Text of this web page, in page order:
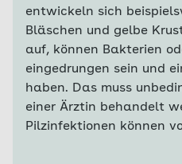
entwickeln sich
Bläschen und gelbe
auf, können Bakterien
eingedrungen sein und
haben. Das muss
einer Ärztin behandelt
Pilzinfektionen können